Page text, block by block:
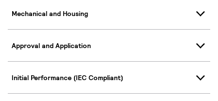
Mechanical and Housing
Approval and Application
Initial Performance (IEC Compliant)